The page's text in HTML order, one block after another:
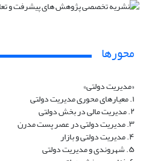
محورها
«مدیریت دولتی»
۱. معیارهای محوری مدیریت دولتی
۲. مدیریت مالی در بخش دولتی
۳. مدیریت دولتی در عصر پست مدرن
۴. مدیریت دولتی و بازار
۵. شهروندی و مدیریت دولتی